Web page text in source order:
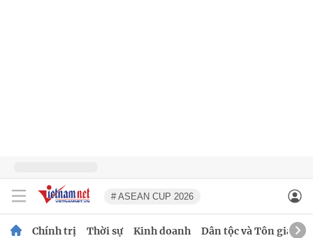
# ASEAN CUP 2026
Chính trị Thời sự Kinh doanh Dân tộc và Tôn giáo